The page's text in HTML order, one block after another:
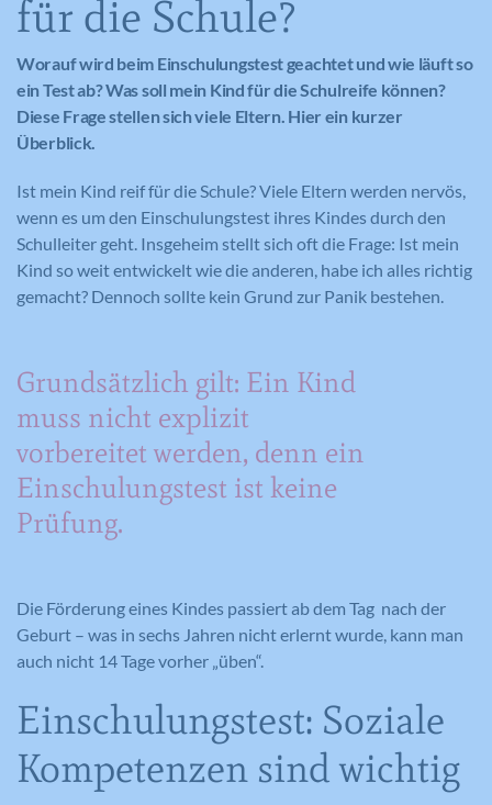
für die Schule?
Worauf wird beim Einschulungstest geachtet und wie läuft so
ein Test ab? Was soll mein Kind für die Schulreife können?
Diese Frage stellen sich viele Eltern. Hier ein kurzer
Überblick.
Ist mein Kind reif für die Schule? Viele Eltern werden nervös,
wenn es um den Einschulungstest ihres Kindes durch den
Schulleiter geht. Insgeheim stellt sich oft die Frage: Ist mein
Kind so weit entwickelt wie die anderen, habe ich alles richtig
gemacht? Dennoch sollte kein Grund zur Panik bestehen.
Grundsätzlich gilt: Ein Kind
muss nicht explizit
vorbereitet werden, denn ein
Einschulungstest ist keine
Prüfung.
Die Förderung eines Kindes passiert ab dem Tag nach der
Geburt – was in sechs Jahren nicht erlernt wurde, kann man
auch nicht 14 Tage vorher „üben“.
Einschulungstest: Soziale
Kompetenzen sind wichtig